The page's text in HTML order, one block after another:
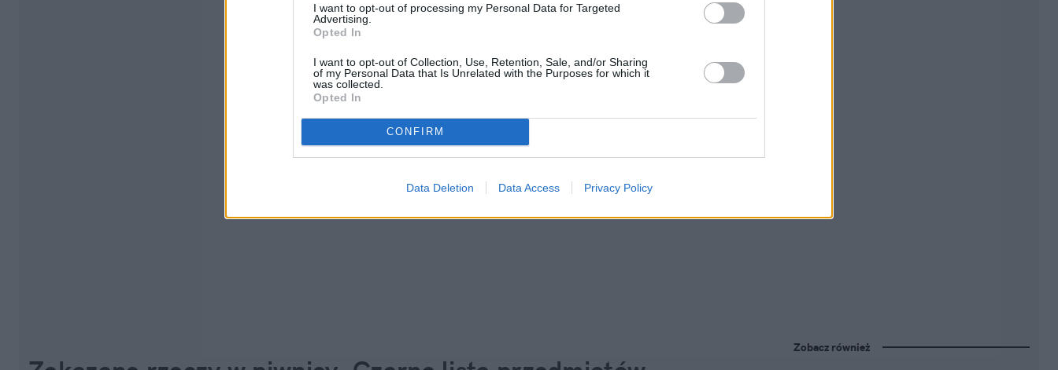
I want to opt-out of processing my Personal Data for Targeted
Advertising.
Opted In
I want to opt-out of Collection, Use, Retention, Sale, and/or Sharing
of my Personal Data that Is Unrelated with the Purposes for which it
was collected.
Opted In
CONFIRM
Data Deletion Data Access Privacy Policy
Zobacz również